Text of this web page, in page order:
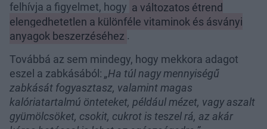
felhívja a figyelmet, hogy a változatos étrend
elengedhetetlen a különféle vitaminok és ásványi
anyagok beszerzéséhez .
Továbbá az sem mindegy, hogy mekkora adagot
eszel a zabkásából: „Ha túl nagy mennyiségű
zabkását fogyasztasz, valamint magas
kalóriatartalmú önteteket, például mézet, vagy aszalt
gyümölcsöket, csokit, cukrot is teszel rá, az akár